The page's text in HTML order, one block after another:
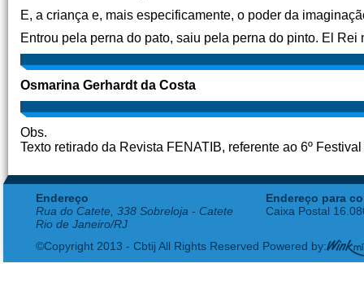
E, a criança e, mais especificamente, o poder da
Entrou pela perna do pato, saiu pela perna do pinto. El
Osmarina Gerhardt da Costa
Obs.
Texto retirado da Revista FENATIB, referente ao 6º
Endereço
Rua do Catete, 338 Sobreloja - Catete
Rio de Janeiro/RJ
Endereço para
Caixa Postal
©Copyright 2013 - Cbtij All Rights Reserved Powered by: